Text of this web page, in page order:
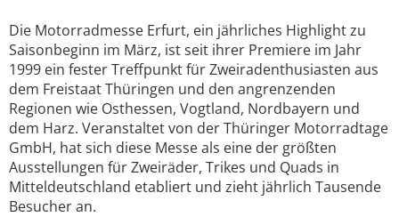
Die Motorradmesse Erfurt, ein jährliches Highlight zu
Saisonbeginn im März, ist seit ihrer Premiere im Jahr
1999 ein fester Treffpunkt für Zweiradenthusiasten aus
dem Freistaat Thüringen und den angrenzenden
Regionen wie Osthessen, Vogtland, Nordbayern und
dem Harz. Veranstaltet von der Thüringer Motorradtage
GmbH, hat sich diese Messe als eine der größten
Ausstellungen für Zweiräder, Trikes und Quads in
Mitteldeutschland etabliert und zieht jährlich Tausende
Besucher an.